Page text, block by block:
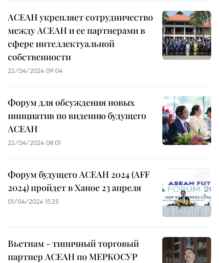
АСЕАН укрепляет сотрудничество
между АСЕАН и ее партнерами в
сфере интеллектуальной
собственности
22/04/2024 09:04
Форум для обсуждения новых
инициатив по видению будущего
АСЕАН
22/04/2024 08:01
Форум будущего АСЕАН 2024 (AFF
2024) пройдет в Ханое 23 апреля
01/04/2024 15:25
Вьетнам - типичный торговый
партнер АСЕАН по МЕРКОСУР